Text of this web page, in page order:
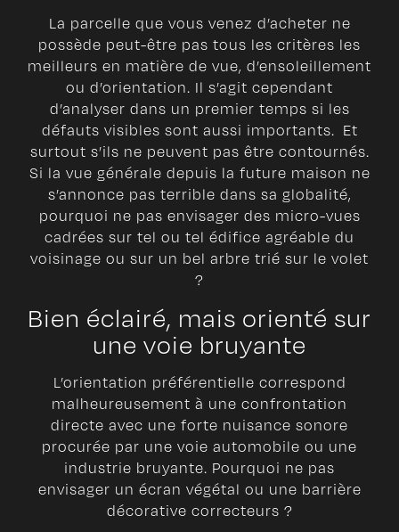
La parcelle que vous venez d’acheter ne
possède peut-être pas tous les critères les
meilleurs en matière de vue, d’ensoleillement
ou d’orientation. Il s’agit cependant
d’analyser dans un premier temps si les
défauts visibles sont aussi importants. Et
surtout s’ils ne peuvent pas être contournés.
Si la vue générale depuis la future maison ne
s’annonce pas terrible dans sa globalité,
pourquoi ne pas envisager des micro-vues
cadrées sur tel ou tel édifice agréable du
voisinage ou sur un bel arbre trié sur le volet
?
Bien éclairé, mais orienté sur
une voie bruyante
L’orientation préférentielle correspond
malheureusement à une confrontation
directe avec une forte nuisance sonore
procurée par une voie automobile ou une
industrie bruyante. Pourquoi ne pas
envisager un écran végétal ou une barrière
décorative correcteurs ?